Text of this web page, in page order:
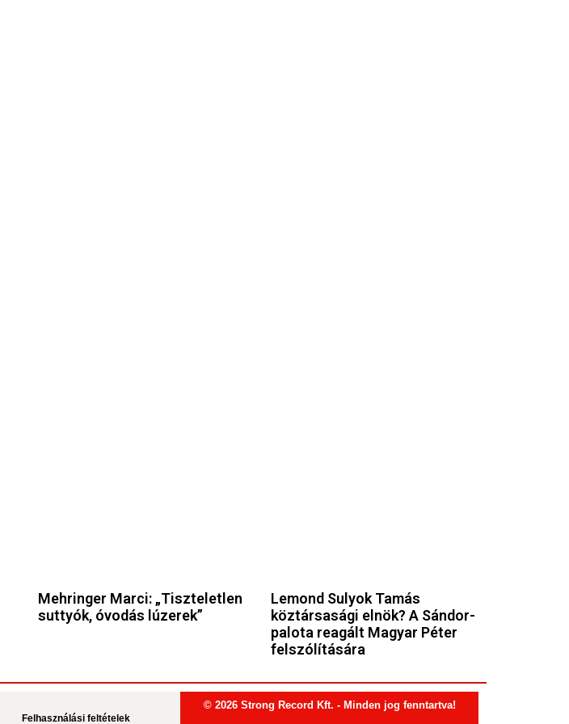
Mehringer Marci: „Tiszteletlen
suttyók, óvodás lúzerek”
Lemond Sulyok Tamás
köztársasági elnök? A Sándor-
palota reagált Magyar Péter
felszólítására
Felhasználási feltételek
© 2026 Strong Record Kft. - Minden jog fenntartva!